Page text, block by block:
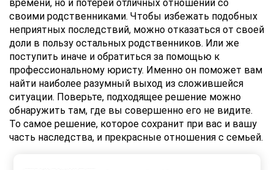
времени, но и потерей отличных отношений со
своими родственниками. Чтобы избежать подобных
неприятных последствий, можно отказаться от своей
доли в пользу остальных родственников. Или же
поступить иначе и обратиться за помощью к
профессиональному юристу. Именно он поможет вам
найти наиболее разумный выход из сложившейся
ситуации. Поверьте, подходящее решение можно
обнаружить там, где вы совершенно его не видите.
То самое решение, которое сохранит при вас и вашу
часть наследства, и прекрасные отношения с семьей.